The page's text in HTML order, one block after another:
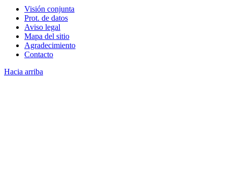
Visión conjunta
Prot. de datos
Aviso legal
Mapa del sitio
Agradecimiento
Contacto
Hacia arriba